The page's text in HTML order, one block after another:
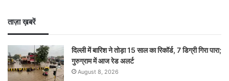
ताज़ा ख़बरें
दिल्ली में बारिश ने तोड़ा 15 साल का रिकॉर्ड, 7 डिग्री गिरा पारा;
गुरुग्राम में आज रेड अलर्ट
August 8, 2026